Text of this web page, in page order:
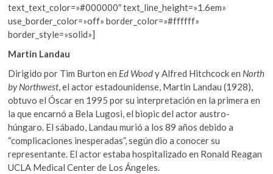
text_text_color=»#000000″ text_line_height=»1.6em»
use_border_color=»off» border_color=»#ffffff»
border_style=»solid»]
Martin Landau
Dirigido por Tim Burton en Ed Woody Alfred Hitchcock en North
by Northwest, el actor estadounidense, Martin Landau (1928),
obtuvo el Óscar en 1995 por su interpretación en la primera en
la que encarnó a Bela Lugosi, el biopic del actor austro-
húngaro. El sábado, Landau murió a los 89 años debido a
“complicaciones inesperadas”, según dio a conocer su
representante. El actor estaba hospitalizado en Ronald Reagan
UCLA Medical Center de Los Ángeles.